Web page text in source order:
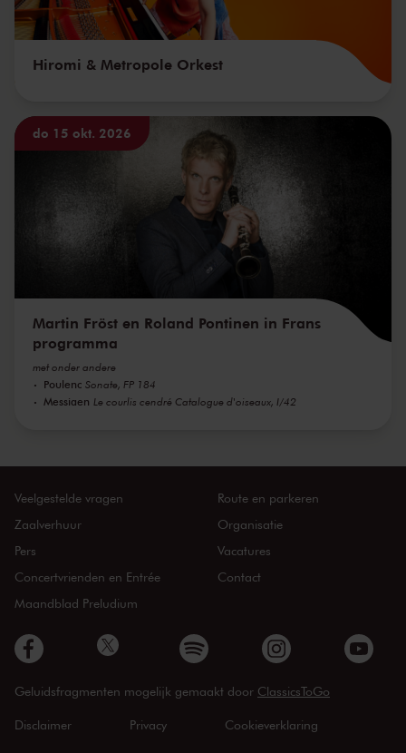
Hiromi & Metropole Orkest
do 15 okt. 2026
Martin Fröst en Roland Pontinen in Frans
programma
met onder andere
Poulenc Sonate, FP 184
Messiaen Le courlis cendré Catalogue d'oiseaux, I/42
Veelgestelde vragen
Zaalverhuur
Pers
Concertvrienden en Entrée
Maandblad Preludium
Route en parkeren
Organisatie
Vacatures
Contact
Geluidsfragmenten mogelijk gemaakt door ClassicsToGo
Disclaimer Privacy Cookieverklaring